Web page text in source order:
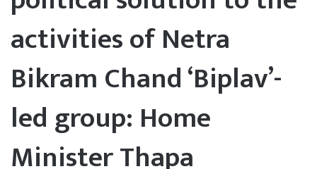
activities of Netra
Bikram Chand ‘Biplav’-
led group: Home
Minister Thapa